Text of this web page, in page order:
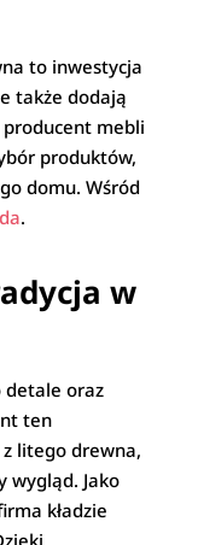
to inwestycja
także dodają
producent mebli
produktów,
domu. Wśród
.
w
detale oraz
ten
litego drewna,
wygląd. Jako
kładzie